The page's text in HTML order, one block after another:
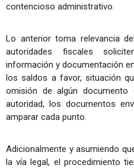
contencioso administrativo.
Lo anterior toma relevancia
autoridades fiscales
información y documentación
los saldos a favor, situación
omisión de algún
autoridad, los documentos
amparar cada punto.
Adicionalmente y asumiendo
la vía legal, el procedimiento